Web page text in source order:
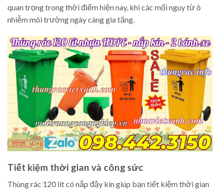
quan trọng trong thời điểm hiện nay, khi các mối nguy từ ô
nhiễm môi trường ngày càng gia tăng.
Tiết kiệm thời gian và công sức
Thùng rác 120 lít có nắp đậy kín giúp bạn tiết kiệm thời gian